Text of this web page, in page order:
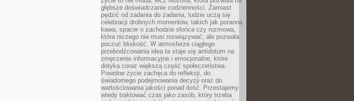
głębsze doświadczanie codzienności. Zamiast
pędzić od zadania do zadania, ludzie uczą się
celebracji drobnych momentów, takich jak poranna
kawa, spacer o zachodzie słońca czy rozmowa,
która niczego nie musi rozwiązywać, ale pozwala
poczuć bliskość. W atmosferze ciągłego
przebodźcowania idea ta staje się antidotum na
zmęczenie informacyjne i emocjonalne, które
dotyka coraz większą część społeczeństwa.
Powolne życie zachęca do refleksji, do
świadomego podejmowania decyzji oraz do
wartościowania jakości ponad ilość. Przestajemy
wtedy traktować czas jako zasób, który trzeba